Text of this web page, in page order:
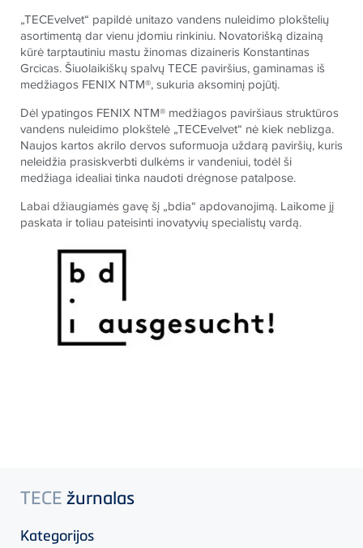
„TECEvelvet“ papildė unitazo vandens nuleidimo plokštelių
asortimentą dar vienu įdomiu rinkiniu. Novatorišką dizainą
kūrė tarptautiniu mastu žinomas dizaineris Konstantinas
Grcicas. Šiuolaikiškų spalvųTECE paviršius, gaminamas iš
medžiagos FENIX NTM®, sukuria aksominį pojūtį.
Dėl ypatingos FENIX NTM® medžiagos paviršiaus struktūros
vandens nuleidimo plokštelė „TECEvelvet“ nė kiek neblizga.
Naujos kartos akrilo dervos suformuoja uždarą paviršių, kuris
neleidžia prasiskverbti dulkėms ir vandeniui, todėl ši
medžiaga idealiai tinka naudoti drėgnose patalpose.
Labai džiaugiamės gavę šį „bdia“ apdovanojimą. Laikome jį
paskata ir toliau pateisinti inovatyvių specialistų vardą.
TECE žurnalas
Kategorijos